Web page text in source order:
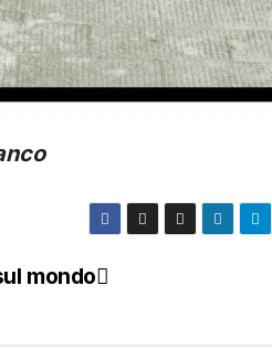
mondo